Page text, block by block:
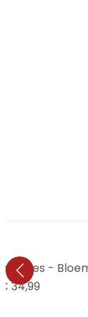
-
34,99